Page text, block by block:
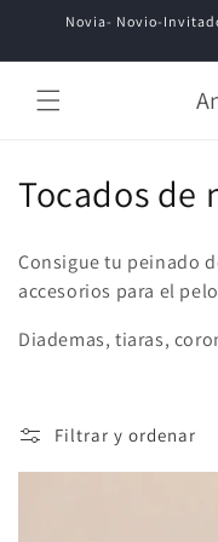
directamente
Novia- Novio-
C
l
e
c
i
Tocados de
Consigue tu peinado
accesorios para el
Diademas, tiaras,
Filtrar y ordenar